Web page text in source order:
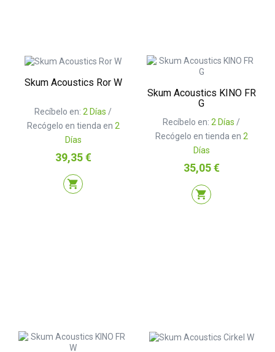
Skum Acoustics Ror W
Recíbelo en: 2 Días /
Recógelo en tienda en 2
Días
Precio
39,35 €
shopping_cart
Skum Acoustics KINO FR
G
Recíbelo en: 2 Días /
Recógelo en tienda en 2
Días
Precio
35,05 €
shopping_cart